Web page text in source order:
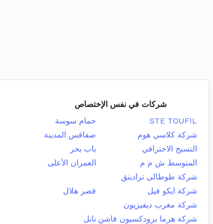
شركات في نفس الإختصاص
STE TOUFIL
حمام سوسة
شركة كلاسي هوم
صفاقس المدينة
النسيج الاحترافي
باب بحر
المتوسط ش م م
العمران الأعلى
شركة طوطالى ترادينق
شركة ايكو فيل
قصر هلال
شركة مغرب ديفيزيون
شركة هرما برودكسيون فاشن نابل